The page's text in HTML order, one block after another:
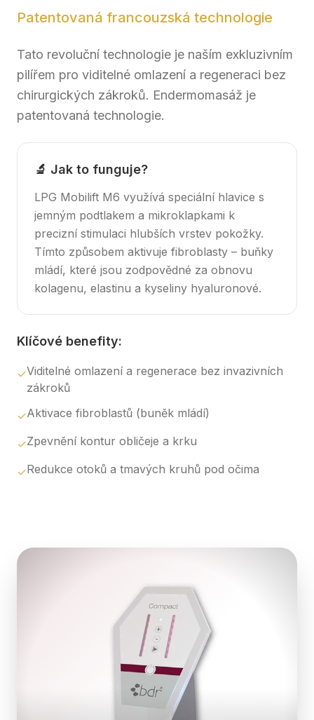
Patentovaná francouzská technologie
Tato revoluční technologie je naším exkluzivním
pilířem pro viditelné omlazení a regeneraci bez
chirurgických zákroků. Endermomasáž je
patentovaná technologie.
🔬 Jak to funguje?
LPG Mobilift M6 využívá speciální hlavice s
jemným podtlakem a mikroklapkami k
precizní stimulaci hlubších vrstev pokožky.
Tímto způsobem aktivuje fibroblasty – buňky
mládí, které jsou zodpovědné za obnovu
kolagenu, elastinu a kyseliny hyaluronové.
Klíčové benefity:
✓Viditelné omlazení a regenerace bez invazivních
zákroků
✓Aktivace fibroblastů (buněk mládí)
✓Zpevnění kontur obličeje a krku
✓Redukce otoků a tmavých kruhů pod očima